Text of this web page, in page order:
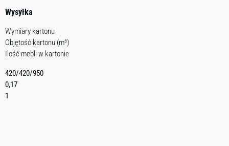
Wysyłka
Wymiary kartonu
Objętość kartonu (m³)
Ilość mebli w kartonie
420/420/950
0,17
1